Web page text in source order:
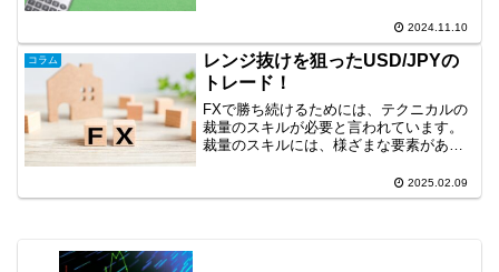
要な要素です。相場の価格の値動きに
は、大きく伸びるポイントがあります。
それは、よく真空地帯と呼...
2024.11.10
コラム
レンジ抜けを狙ったUSD/JPYの
トレード！
FXで勝ち続けるためには、テクニカルの
裁量のスキルが必要と言われています。
裁量のスキルには、様ざまな要素があり
要な要素です。裁量のスキルは、その習
得に時間がかかるのが難点ですが、次の
2025.02.09